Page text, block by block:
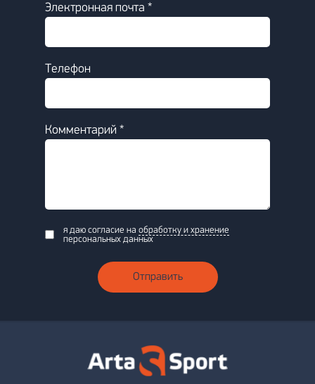
Электронная почта *
Телефон
Комментарий *
я даю согласие на обработку и хранение
персональных данных
Отправить